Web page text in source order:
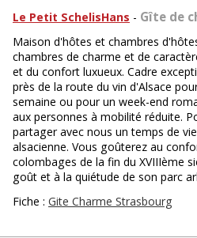
Le Petit SchelisHans - Gîte de
Maison d'hôtes et chambres
chambres de charme et de
et du confort luxueux. Cadre
près de la route du vin d'Alsace
semaine ou pour un week-end
aux personnes à mobilité réduite.
partager avec nous un temps de
alsacienne. Vous goûterez au
colombages de la fin du XVIIIème
goût et à la quiétude de son parc
Fiche : Gite Charme Strasbourg